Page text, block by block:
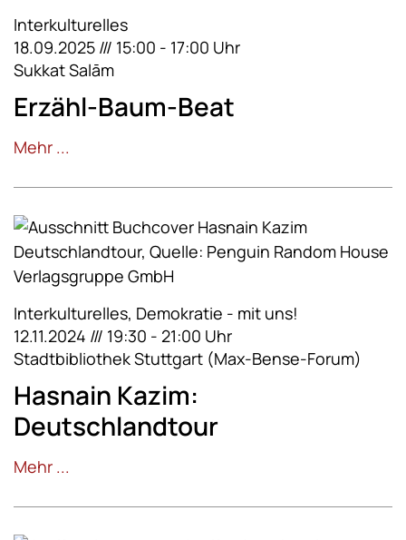
Interkulturelles
18.09.2025 /// 15:00 - 17:00 Uhr
Sukkat Salām
Erzähl-Baum-Beat
Mehr ...
Interkulturelles, Demokratie - mit uns!
12.11.2024 /// 19:30 - 21:00 Uhr
Stadtbibliothek Stuttgart (Max-Bense-Forum)
Hasnain Kazim:
Deutschlandtour
Mehr ...